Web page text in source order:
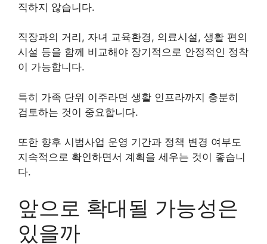
직하지 않습니다.
직장과의 거리, 자녀 교육환경, 의료시설, 생활 편의
시설 등을 함께 비교해야 장기적으로 안정적인 정착
이 가능합니다.
특히 가족 단위 이주라면 생활 인프라까지 충분히
검토하는 것이 중요합니다.
또한 향후 시범사업 운영 기간과 정책 변경 여부도
지속적으로 확인하면서 계획을 세우는 것이 좋습니
다.
앞으로 확대될 가능성은
있을까